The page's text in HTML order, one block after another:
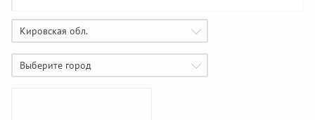
Кировская обл.
Выберите город